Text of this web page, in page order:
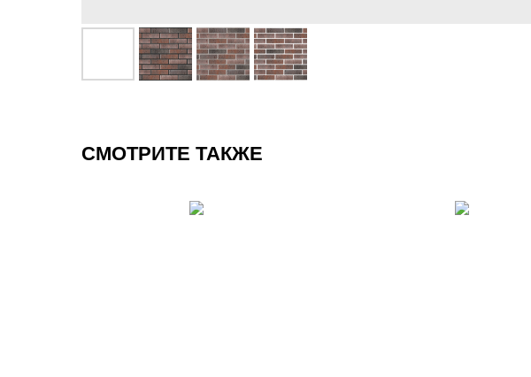
СМОТРИТЕ ТАКЖЕ